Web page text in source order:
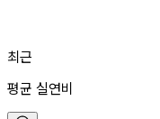
최근
평균 실연비